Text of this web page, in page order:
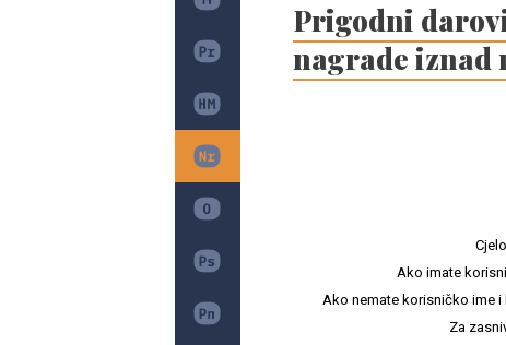
Prigodni
nagrade iznad
Ako imate
Ako nemate korisničko ime
Za